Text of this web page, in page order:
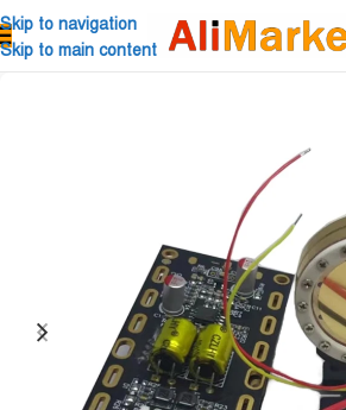
Skip to navigation
Skip to main content